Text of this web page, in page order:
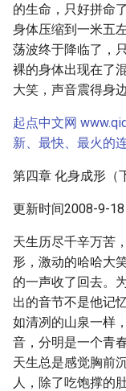
的生命，只好拼命
身体压缩到一米五
荡波终于降临了，
裸的身体出现在了
大笑，声音震得身
起点中文网
新、最快、最火的
第四章 化身成形（
更新时间2008-9-
天生历尽千辛万苦
形，激动的哈哈大
的一声收了回去。
出的音节不是他记
如清冽的山泉一样
音，分明是一个青
天生总是感觉胸前
人，除了吃饱撑的